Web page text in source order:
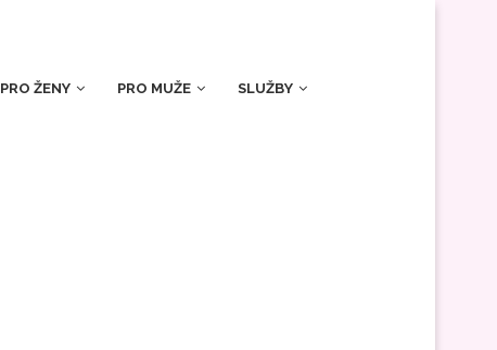
PRO ŽENY PRO MUŽE SLUŽBY